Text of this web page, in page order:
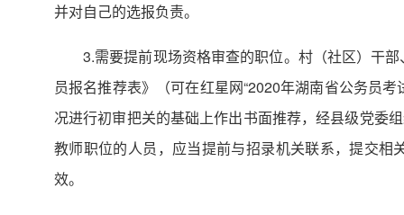
并对自己的选报负责。
3.需要提前现场资格审查的职位。村（社区）干
员报名推荐表》（可在红星网“2020年湖南省公务员
况进行初审把关的基础上作出书面推荐，经县级党委
教师职位的人员，应当提前与招录机关联系，提交
效。